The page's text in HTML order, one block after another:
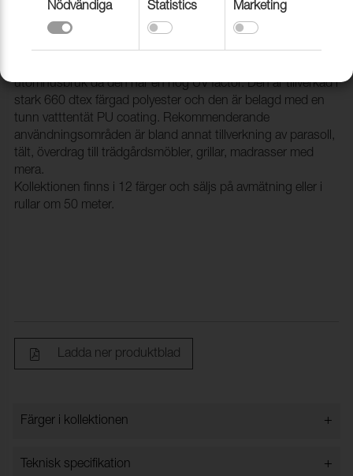
Väv Terassa 0836 Toast, 152cm
1298008
utomhusbruk då den har en hög UV factor. Den är tillverkad i
stark 660 dtex färgad polyester och den är belagd med en
tunn vatttentät PU coating. Rekommenderande
användningsområden är bland annat tillverkning av parasoll,
tält, överdrag till trädgårdsmöbler, grillar, madrasser med
mera.
Kollektionen finns i 12 färger och säljs på avmätning eller i
rullar om 50 meter.
Ladda ner produktblad
Färger i kollektionen +
Färger i kollektionen
Teknisk specifikation +
Nödvändiga Statistics Marketing